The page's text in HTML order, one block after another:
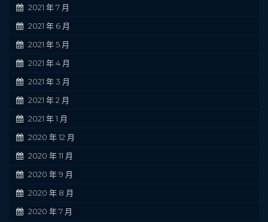
2021 年 7 月
2021 年 6 月
2021 年 5 月
2021 年 4 月
2021 年 3 月
2021 年 2 月
2021 年 1 月
2020 年 12 月
2020 年 11 月
2020 年 9 月
2020 年 8 月
2020 年 7 月